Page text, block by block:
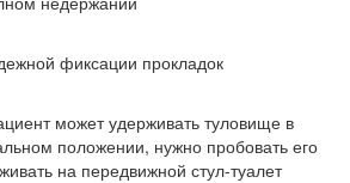
фиксации прокладок
может удерживать туловище в
положении, нужно пробовать его
на передвижной стул-туалет